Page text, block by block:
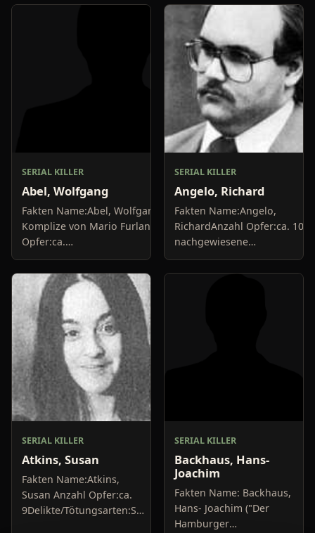
SERIAL KILLER
Abel, Wolfgang
Fakten Name:Abel, Wolfgang;
Komplize von Mario FurlanAnzahl
Opfer:ca.
10+Delikte/Tötungsarten:Mord,
BrandstiftungFestnahme:1984Urteil:30
Jahre Haft,...
SERIAL KILLER
Angelo, Richard
Fakten Name:Angelo,
RichardAnzahl Opfer:ca. 10
nachgewiesene
MordeDelikte/
war Krankenpfleger, der
SERIAL KILLER
Atkins, Susan
Fakten Name:Atkins,
Susan Anzahl Opfer:ca.
9Delikte/Tötungsarten:Sie
SERIAL KILLER
Backhaus, Hans-
Joachim
Fakten Name: Backhaus,
Hans- Joachim ("Der
Hamburger